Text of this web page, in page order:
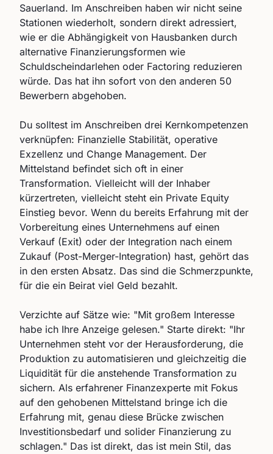
Sauerland. Im Anschreiben haben wir nicht seine
Stationen wiederholt, sondern direkt adressiert,
wie er die Abhängigkeit von Hausbanken durch
alternative Finanzierungsformen wie
Schuldscheindarlehen oder Factoring reduzieren
würde. Das hat ihn sofort von den anderen 50
Bewerbern abgehoben.
Du solltest im Anschreiben drei Kernkompetenzen
verknüpfen: Finanzielle Stabilität, operative
Exzellenz und Change Management. Der
Mittelstand befindet sich oft in einer
Transformation. Vielleicht will der Inhaber
kürzertreten, vielleicht steht ein Private Equity
Einstieg bevor. Wenn du bereits Erfahrung mit der
Vorbereitung eines Unternehmens auf einen
Verkauf (Exit) oder der Integration nach einem
Zukauf (Post-Merger-Integration) hast, gehört das
in den ersten Absatz. Das sind die Schmerzpunkte,
für die ein Beirat viel Geld bezahlt.
Verzichte auf Sätze wie: "Mit großem Interesse
habe ich Ihre Anzeige gelesen." Starte direkt: "Ihr
Unternehmen steht vor der Herausforderung, die
Produktion zu automatisieren und gleichzeitig die
Liquidität für die anstehende Transformation zu
sichern. Als erfahrener Finanzexperte mit Fokus
auf den gehobenen Mittelstand bringe ich die
Erfahrung mit, genau diese Brücke zwischen
Investitionsbedarf und solider Finanzierung zu
schlagen." Das ist direkt, das ist mein Stil, das